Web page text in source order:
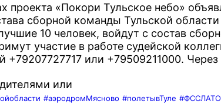
проекта «Покори Тульское небо»
сборной команды Тульской
10 человек, войдут с состав
участие в работе судейской
или +79509211000. Через
или
#аэродромМясново #полетывТуле #ФССЛАТО